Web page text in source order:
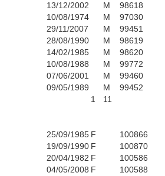
13/12/2002 M
98618
10/08/1974 M
97030
29/11/2007 M
99451
28/08/1990 M
98619
14/02/1985 M
98620
10/08/1988 M
99772
07/06/2001 M
99460
09/05/1989 M
99452
1
11
25/09/1985 F
100866
19/09/1990 F
100870
20/04/1982 F
100586
04/05/2008 F
100588